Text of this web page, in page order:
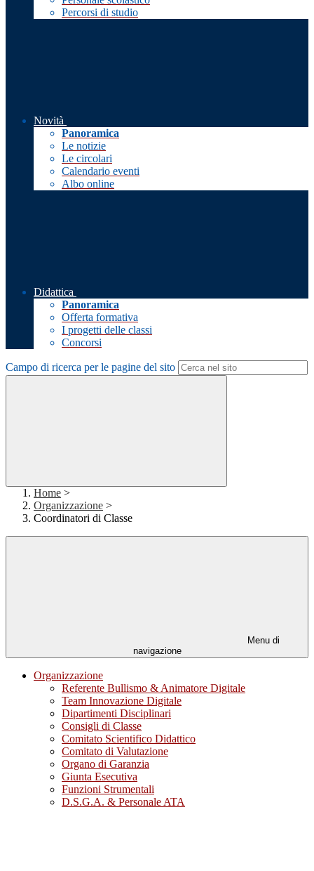
Percorsi di studio
Novità
Panoramica
Le notizie
Le circolari
Calendario eventi
Albo online
Didattica
Panoramica
Offerta formativa
I progetti delle classi
Concorsi
Campo di ricerca per le pagine del sito
Home >
Organizzazione >
Coordinatori di Classe
Menu di
navigazione
Organizzazione
Referente Bullismo & Animatore Digitale
Team Innovazione Digitale
Dipartimenti Disciplinari
Consigli di Classe
Comitato Scientifico Didattico
Comitato di Valutazione
Organo di Garanzia
Giunta Esecutiva
Funzioni Strumentali
D.S.G.A. & Personale ATA